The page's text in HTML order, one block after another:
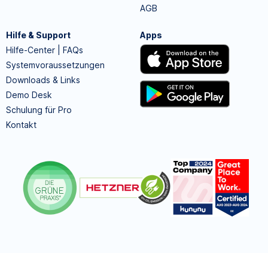
AGB
Hilfe & Support
Hilfe-Center | FAQs
Systemvoraussetzungen
Downloads & Links
Demo Desk
Schulung für Pro
Kontakt
Apps